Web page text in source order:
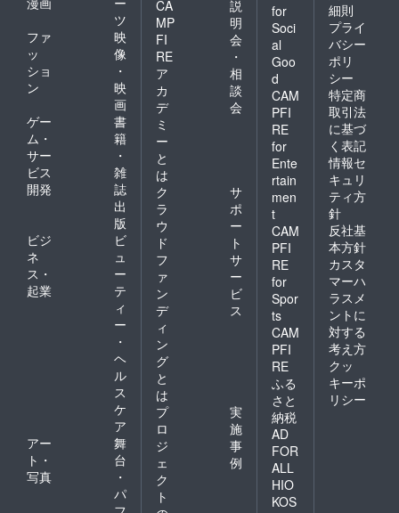
ツ
ファ
ッ
ショ
ン
映
像
・
映
画
ゲー
ム・
サー
ビス
開発
書
籍
・
雑
誌
出
版
ビジ
ネ
ス・
起業
ビ
ュ
ー
テ
ィ
ー
・
ヘ
ル
ス
ケ
ア
アー
ト・
写真
舞
台
・
パ
CA
MP
FI
RE
ア
カ
デ
ミ
ー
と
は
説
明
会
・
相
談
会
ク
ラ
ウ
ド
フ
ァ
ン
デ
ィ
ン
グ
と
は
サ
ポ
ー
ト
サ
ー
ビ
ス
プ
ロ
ジ
ェ
ク
ト
実
施
事
例
for
Soci
al
Goo
d
CAM
PFI
RE
for
Ente
rtain
men
t
CAM
PFI
RE
for
Spor
ts
CAM
PFI
RE
ふる
さと
納税
AD
FOR
ALL
HIO
KOS
細則
プライ
バシー
ポリ
シー
特定商
取引法
に基づ
く表記
情報セ
キュリ
ティ方
針
反社基
本方針
カスタ
マーハ
ラスメ
ントに
対する
考え方
クッ
キーポ
リシー